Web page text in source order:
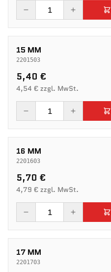
15 MM
2201503
5,40 €
4,54 € zzgl. MwSt.
16 MM
2201603
5,70 €
4,79 € zzgl. MwSt.
17 MM
2201703